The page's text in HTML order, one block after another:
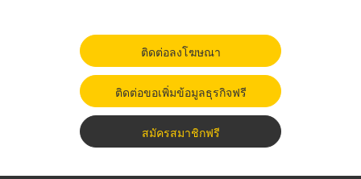
ติดต่อลงโฆษณา
ติดต่อขอเพิ่มข้อมูลธุรกิจฟรี
สมัครสมาชิกฟรี